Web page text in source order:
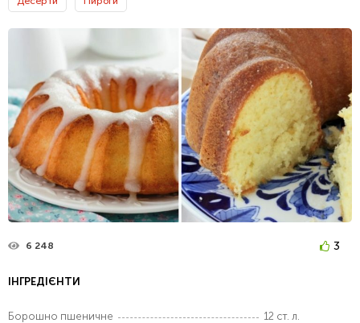
6 248 3
ІНГРЕДІЄНТИ
Борошно пшеничне
12 ст. л.